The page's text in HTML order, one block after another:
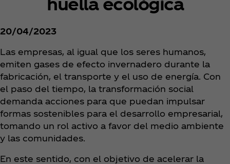
20/04/2023
Las empresas, al igual que los seres humanos,
emiten gases de efecto invernadero durante la
fabricación, el transporte y el uso de energía. Con
el paso del tiempo, la transformación social
demanda acciones para que puedan impulsar
formas sostenibles para el desarrollo empresarial,
tomando un rol activo a favor del medio ambiente
y las comunidades.
En este sentido, con el objetivo de acelerar la